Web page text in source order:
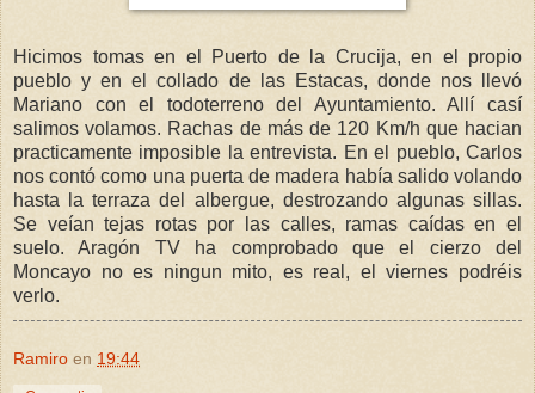
Hicimos tomas en el Puerto de la Crucija, en el propio
pueblo y en el collado de las Estacas, donde nos llevó
Mariano con el todoterreno del Ayuntamiento. Allí casí
salimos volamos. Rachas de más de 120 Km/h que hacian
practicamente imposible la entrevista. En el pueblo, Carlos
nos contó como una puerta de madera había salido volando
hasta la terraza del albergue, destrozando algunas sillas.
Se veían tejas rotas por las calles, ramas caídas en el
suelo. Aragón TV ha comprobado que el cierzo del
Moncayo no es ningun mito, es real, el viernes podréis
verlo.
Ramiro en 19:44